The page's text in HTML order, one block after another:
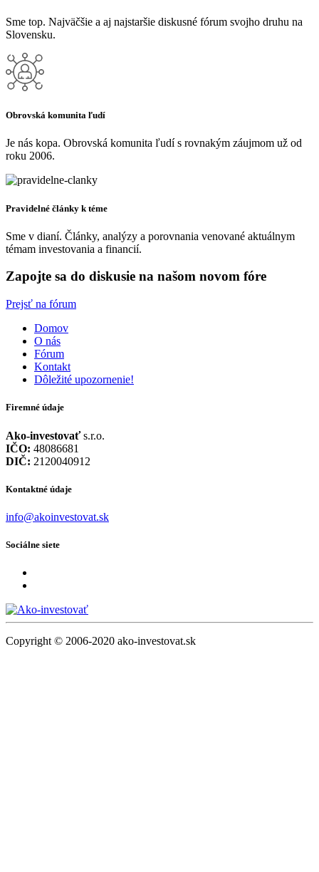
Sme top. Najväčšie a aj najstaršie diskusné fórum svojho druhu na
Slovensku.
Obrovská komunita ľudí
Je nás kopa. Obrovská komunita ľudí s rovnakým záujmom už od
roku 2006.
Pravidelné články k téme
Sme v dianí. Články, analýzy a porovnania venované aktuálnym
témam investovania a financií.
Zapojte sa do diskusie na našom novom fóre
Prejsť na fórum
Domov
O nás
Fórum
Kontakt
Dôležité upozornenie!
Firemné údaje
Ako-investovaťs.r.o.
IČO: 48086681
DIČ: 2120040912
Kontaktné údaje
info@akoinvestovat.sk
Sociálne siete
Copyright © 2006-2020 ako-investovat.sk